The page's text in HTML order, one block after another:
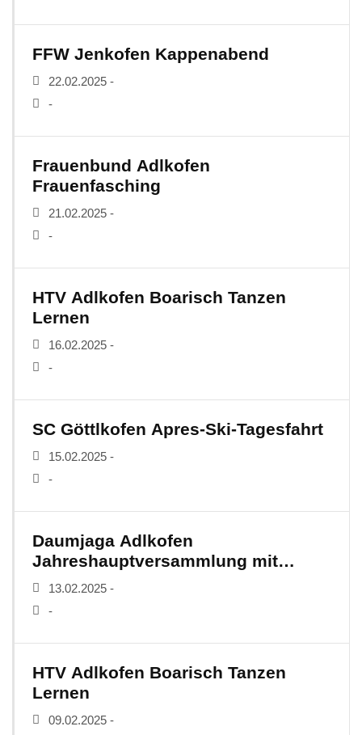
FFW Jenkofen Kappenabend
22.02.2025 -
-
Frauenbund Adlkofen
Frauenfasching
21.02.2025 -
-
HTV Adlkofen Boarisch Tanzen
Lernen
16.02.2025 -
-
SC Göttlkofen Apres-Ski-Tagesfahrt
15.02.2025 -
-
Daumjaga Adlkofen
Jahreshauptversammlung mit
Neuwahlen
13.02.2025 -
-
HTV Adlkofen Boarisch Tanzen
Lernen
09.02.2025 -